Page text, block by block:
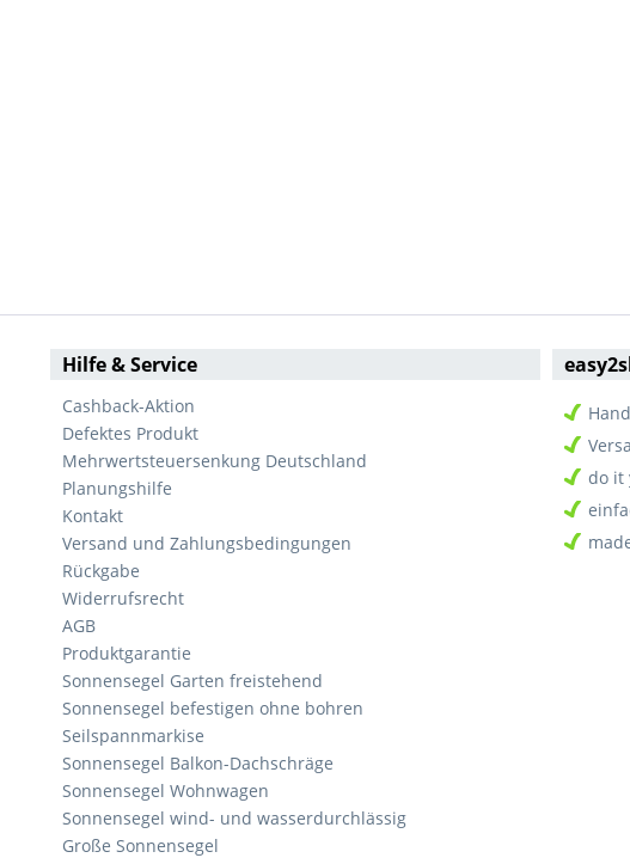
Hilfe & Service
Cashback-Aktion
Defektes Produkt
Mehrwertsteuersenkung Deutschland
Planungshilfe
Kontakt
Versand und Zahlungsbedingungen
Rückgabe
Widerrufsrecht
AGB
Produktgarantie
Sonnensegel Garten freistehend
Sonnensegel befestigen ohne bohren
Seilspannmarkise
Sonnensegel Balkon-Dachschräge
Sonnensegel Wohnwagen
Sonnensegel wind- und wasserdurchlässig
Große Sonnensegel
do it